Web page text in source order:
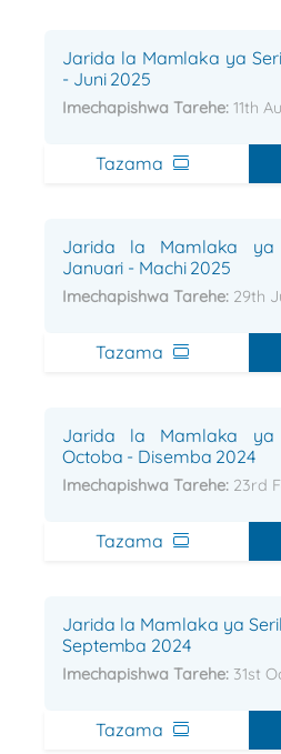
Jarida la Mamlaka ya
- Juni 2025
Imechapishwa Tarehe: 11th
Tazama
Jarida la Mamlaka ya
Januari - Machi 2025
Imechapishwa Tarehe: 29th
Tazama
Jarida la Mamlaka ya
Octoba - Disemba 2024
Imechapishwa Tarehe: 23rd
Tazama
Jarida la Mamlaka ya
Septemba 2024
Imechapishwa Tarehe: 31st
Tazama